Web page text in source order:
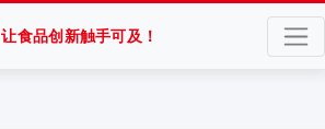
让食品创新触手可及！